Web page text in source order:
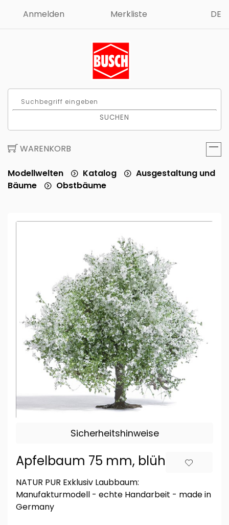
Anmelden Merkliste DE
SUCHEN
WARENKORB
Modellwelten Katalog
Ausgestaltung und
Bäume
Obstbäume
Sicherheitshinweise
Apfelbaum 75 mm, blühend
NATUR PUR Exklusiv Laubbaum:
Manufakturmodell - echte Handarbeit - made in
Germany